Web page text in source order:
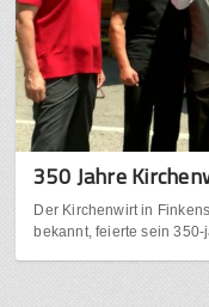
350 Jahre
Der Kirchenwirt in
bekannt, feierte sein